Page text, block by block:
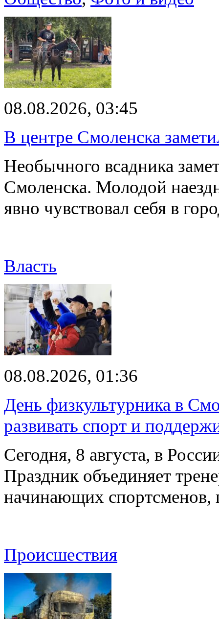
08.08.2026, 03:45
В центре Смоленска
Необычного всадника
Смоленска. Молодой
явно чувствовал себя в
Власть
08.08.2026, 01:36
День физкультурника в
развивать спорт и
Сегодня, 8 августа, в
Праздник объединяет
начинающих
Происшествия